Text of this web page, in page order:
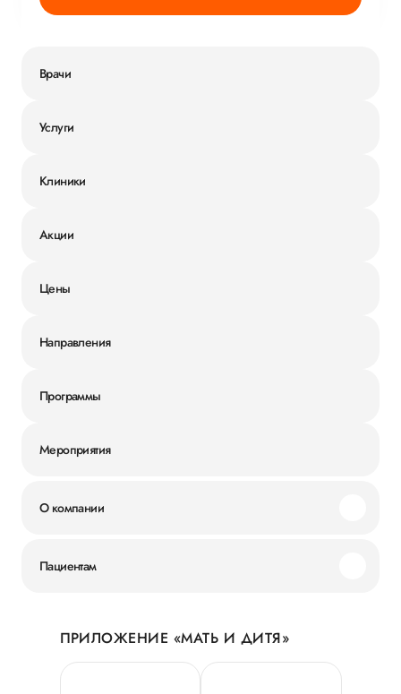
Врачи
Услуги
Клиники
Акции
Цены
Направления
Программы
Мероприятия
О компании
Новости
Руководство
Пациентам
Личный кабинет
Персональные данные
ПРИЛОЖЕНИЕ «МАТЬ И ДИТЯ»